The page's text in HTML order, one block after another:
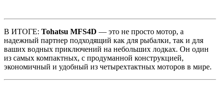
В ИТОГЕ: Tohatsu MFS4D — это не просто мотор, а
надежный партнер подходящий как для рыбалки, так и для
ваших водных приключений на небольших лодках. Он один
из самых компактных, с продуманной конструкцией,
экономичный и удобный из четырехтактных моторов в мире.